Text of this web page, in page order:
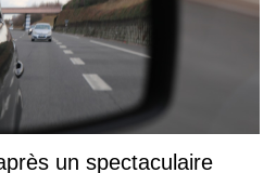
un spectaculaire